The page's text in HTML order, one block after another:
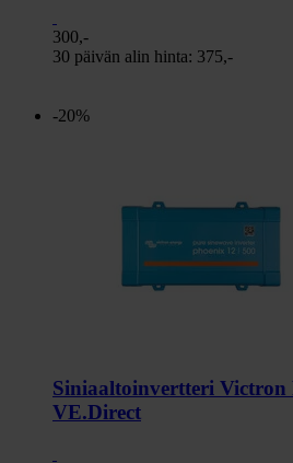
300,-
30 päivän alin hinta: 375,-
-20%
Siniaaltoinvertteri Victron
VE.Direct